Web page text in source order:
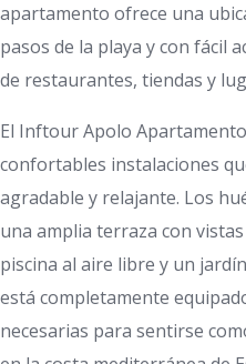
apartamento ofrece una
pasos de la playa y con fácil
de restaurantes, tiendas y
El Inftour Apolo
confortables instalaciones
agradable y relajante. Los
una amplia terraza con
piscina al aire libre y un
está completamente
necesarias para sentirse